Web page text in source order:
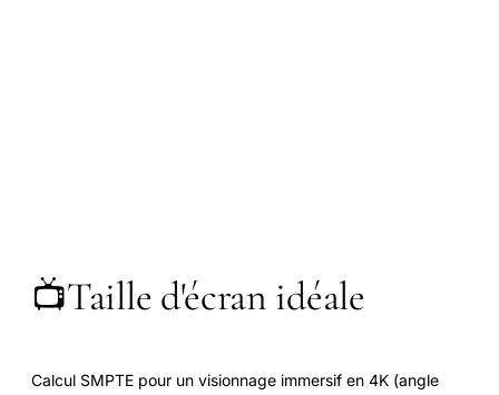
📺Taille d'écran idéale
Calcul SMPTE pour un visionnage immersif en 4K (angle